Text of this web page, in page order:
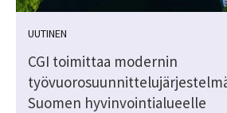
UUTINEN
CGI toimittaa modernin
Suomen hyvinvointialueelle